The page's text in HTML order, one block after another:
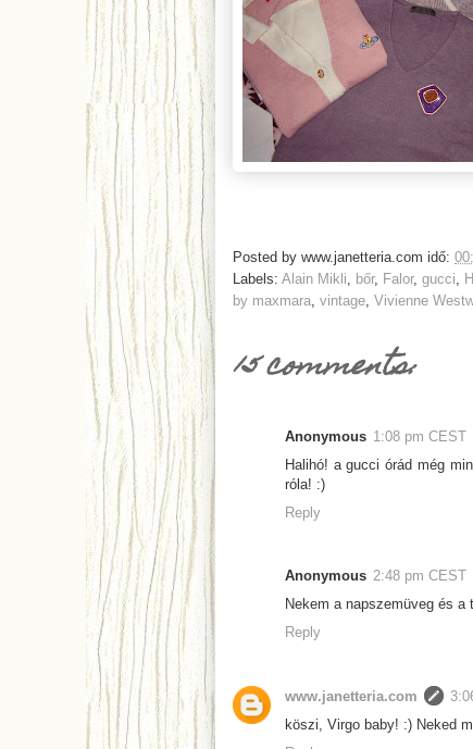
Posted by www.janetteria.com idő:
Labels: Alain Mikli bőr, Falor, gucci
by maxmara vintage Vivienne
15 comments:
Anonymous 1:08 pm CEST
Halihó! a gucci órád még
róla! :)
Reply
Anonymous 2:48 pm CEST
Nekem a napszemüveg és
Reply
www.janetteria.com
köszi, Virgo baby! :) Neked